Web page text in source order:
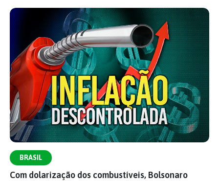
BRASIL
Com dolarização dos combustíveis, Bolsonaro